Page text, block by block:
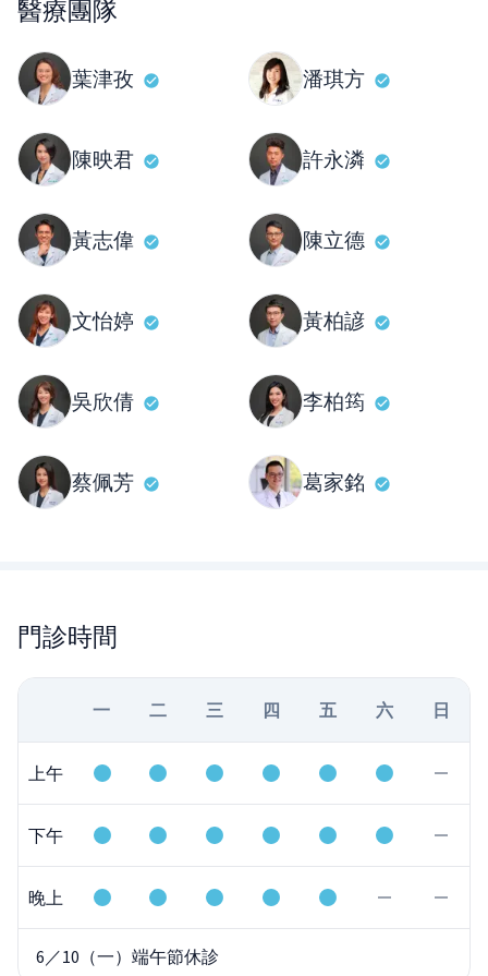
醫療團隊
葉津孜 潘琪方
陳映君 許永潾
黃志偉 陳立德
文怡婷 黃柏諺
吳欣倩 李柏筠
蔡佩芳 葛家銘
門診時間
一 二 三 四 五 六 日
上午
下午
晚上
6／10（一）端午節休診